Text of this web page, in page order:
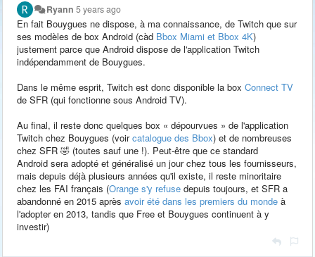
Ryann 5 years ago
En fait Bouygues ne dispose, à ma connaissance, de Twitch que sur
ses modèles de box Android (càd Bbox Miami et Bbox 4K)
justement parce que Android dispose de l'application Twitch
indépendamment de Bouygues.
Dans le même esprit, Twitch est donc disponible la box Connect TV
de SFR (qui fonctionne sous Android TV).
Au final, il reste donc quelques box « dépourvues » de l'application
Twitch chez Bouygues (voircatalogue des Bbox) et de nombreuses
chez SFR 🤣 (toutes sauf une !). Peut-être que ce standard
Android sera adopté et généralisé un jour chez tous les fournisseurs,
mais depuis déjà plusieurs années qu'il existe, il reste minoritaire
chez les FAI français (Orange s'y refuse depuis toujours, et SFR a
abandonné en 2015 après avoir été dans les premiers du monde à
l'adopter en 2013, tandis que Free et Bouygues continuent à y
investir)